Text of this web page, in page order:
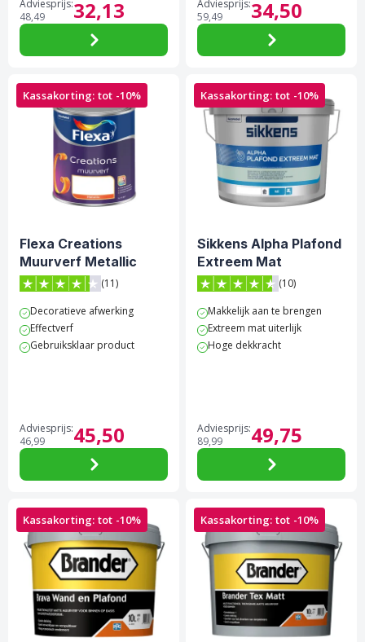
32,13
Adviesprijs:
48,49 34,50
Adviesprijs:
59,49
Kassakorting: tot -10%
Flexa Creations
Muurverf Metallic
(11)
Decoratieve afwerking
Effectverf
Gebruiksklaar product
45,50
Adviesprijs:
46,99
Kassakorting: tot -10%
Sikkens Alpha Plafond
Extreem Mat
(10)
Makkelijk aan te brengen
Extreem mat uiterlijk
Hoge dekkracht
49,75
Adviesprijs:
89,99
Kassakorting: tot -10% Kassakorting: tot -10%